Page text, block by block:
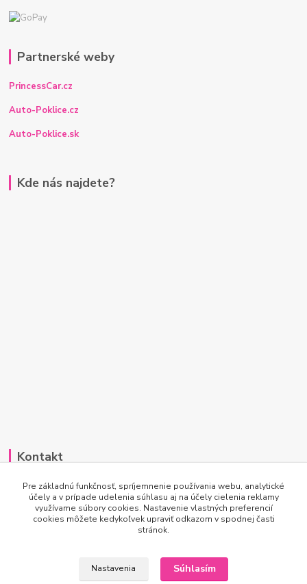
Partnerské weby
PrincessCar.cz
Auto-Poklice.cz
Auto-Poklice.sk
Kde nás najdete?
Kontakt
Po-Pi 7:00 - 15:30
info@princesscar.sk
Pre základnú funkčnosť, spríjemnenie používania webu, analytické
účely a v prípade udelenia súhlasu aj na účely cielenia reklamy
využívame súbory cookies. Nastavenie vlastných preferencií
cookies môžete kedykoľvek upraviť odkazom v spodnej časti
stránok.
Nastavenia Súhlasím